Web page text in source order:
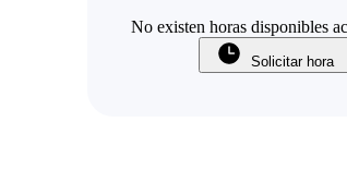
No existen horas disponibles
Solicitar hora